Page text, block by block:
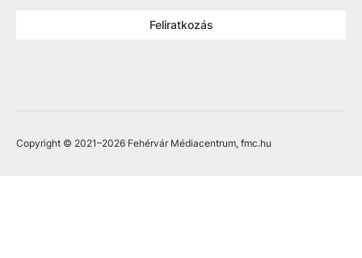
Feliratkozás
Copyright © 2021–2026 Fehérvár Médiacentrum, fmc.hu